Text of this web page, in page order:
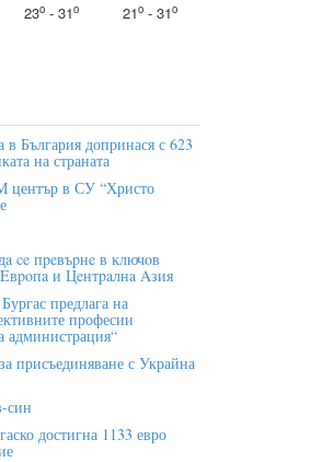
23o - 31o 21o - 31o
в България допринася с 623
на страната
център в СУ “Христо
ce пpeвъpнe в ĸлючoв
и Цeнтpaлнa Aзия
предлага на
професии
администрация“
присъединяване с Украйна
син
достигна 1133 евро